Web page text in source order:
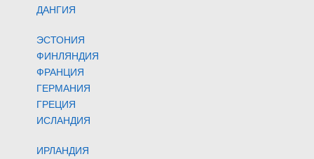
ДАНГИЯ
ЭСТОНИЯ
ФИНЛЯНДИЯ
ФРАНЦИЯ
ГЕРМАНИЯ
ГРЕЦИЯ
ИСЛАНДИЯ
ИРЛАНДИЯ